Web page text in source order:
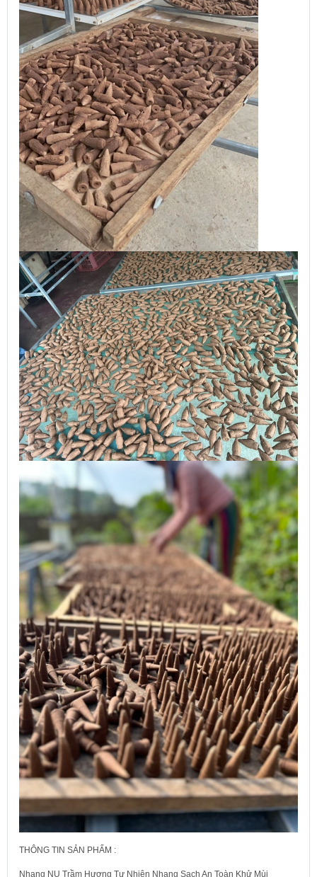
THÔNG TIN SẢN PHẨM :
Nhang NỤ Trầm Hương Tự Nhiên Nhang Sạch An Toàn Khử Mùi